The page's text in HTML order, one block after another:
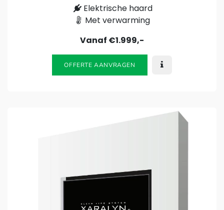
Elektrische haard
Met verwarming
Vanaf €1.999,-
OFFERTE AANVRAGEN